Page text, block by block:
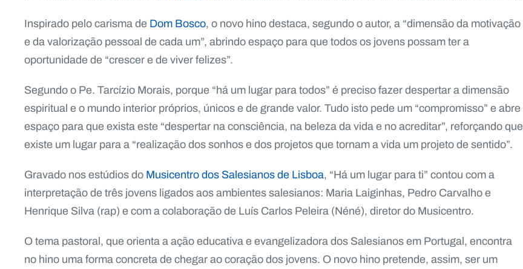
Inspirado pelo carisma de Dom Bosco, o novo hino destaca, segundo o autor, a “dimensão da motivação
e da valorização pessoal de cada um”, abrindo espaço para que todos os jovens possam ter a
oportunidade de “crescer e de viver felizes”.
Segundo o Pe. Tarcízio Morais, porque “há um lugar para todos” é preciso fazer despertar a dimensão
espiritual e o mundo interior próprios, únicos e de grande valor. Tudo isto pede um “compromisso” e abre
espaço para que exista este “despertar na consciência, na beleza da vida e no acreditar”, reforçando que
existe um lugar para a “realização dos sonhos e dos projetos que tornam a vida um projeto de sentido”.
Gravado nos estúdios doMusicentro dos Salesianos de Lisboa, “Há um lugar para ti” contou com a
interpretação de três jovens ligados aos ambientes salesianos: Maria Laiginhas, Pedro Carvalho e
Henrique Silva (rap) e com a colaboração de Luís Carlos Peleira (Néné), diretor do Musicentro.
O tema pastoral, que orienta a ação educativa e evangelizadora dos Salesianos em Portugal, encontra
no hino uma forma concreta de chegar ao coração dos jovens. O novo hino pretende, assim, ser um